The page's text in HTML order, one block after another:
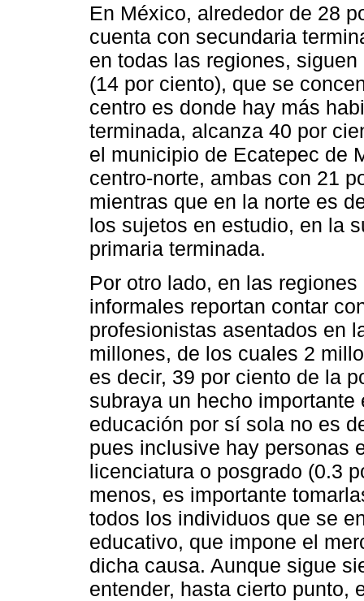
En México, alrededor de 28
cuenta con secundaria
en todas las regiones,
(14 por ciento), que se
centro es donde hay más
terminada, alcanza 40 por
el municipio de Ecatepec de
centro-norte, ambas con 21
mientras que en la norte es
los sujetos en estudio, en la
primaria terminada.
Por otro lado, en las
informales reportan contar
profesionistas asentados en
millones, de los cuales 2
es decir, 39 por ciento de la
subraya un hecho
educación por sí sola no es
pues inclusive hay personas
licenciatura o posgrado (0.3
menos, es importante
todos los individuos que se
educativo, que impone el
dicha causa. Aunque sigue
entender, hasta cierto punto,